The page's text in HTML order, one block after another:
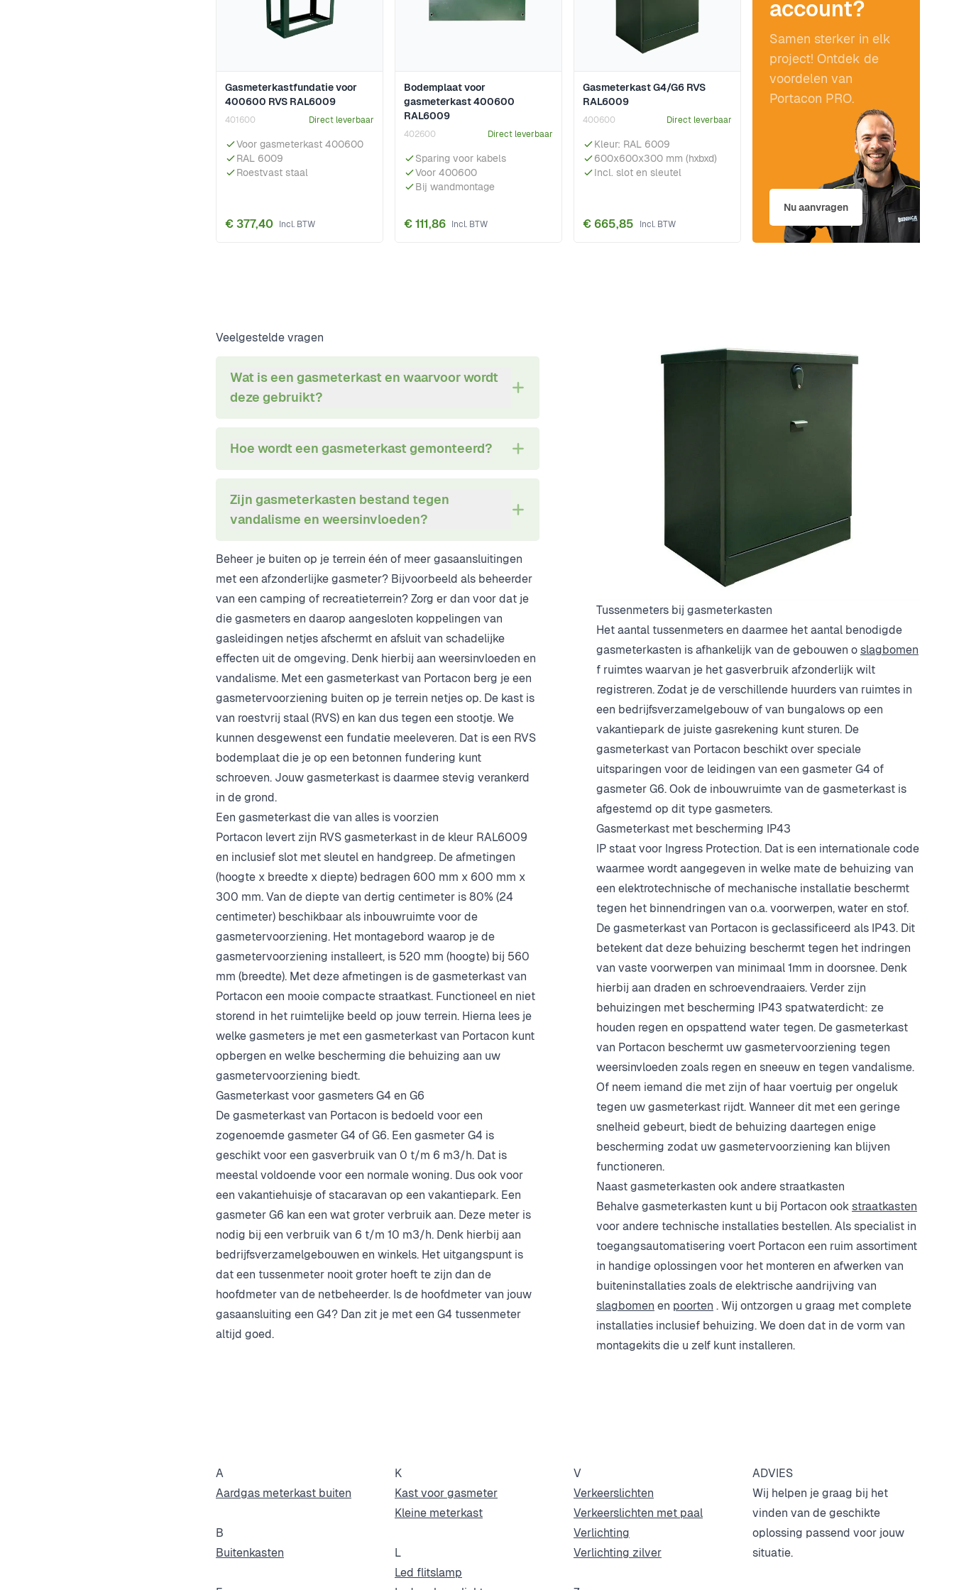
Gasmeterkastfundatie voor
400600 RVS RAL6009
401600 Direct leverbaar
Voor gasmeterkast 400600
RAL 6009
Roestvast staal
€ 377,40
Bodemplaat voor
gasmeterkast 400600
RAL6009
402600 Direct leverbaar
Sparing voor kabels
Voor 400600
Bij wandmontage
€ 111,86
Gasmeterkast G4/G6 RVS
RAL6009
400600 Direct leverbaar
Kleur: RAL 6009
600x600x300 mm (hxbxd)
Incl. slot en sleutel
€ 665,85
account?
Samen sterker in elk
project! Ontdek de
voordelen van
Portacon PRO.
Nu aanvragen
Veelgestelde vragen
Wat is een gasmeterkast en waarvoor wordt
deze gebruikt?
Hoe wordt een gasmeterkast gemonteerd?
Zijn gasmeterkasten bestand tegen
vandalisme en weersinvloeden?
Beheer je buiten op je terrein één of meer gasaansluitingen
met een afzonderlijke gasmeter? Bijvoorbeeld als beheerder
van een camping of recreatieterrein? Zorg er dan voor dat je
die gasmeters en daarop aangesloten koppelingen van
gasleidingen netjes afschermt en afsluit van schadelijke
effecten uit de omgeving. Denk hierbij aan weersinvloeden en
vandalisme. Met een gasmeterkast van Portacon berg je een
gasmetervoorziening buiten op je terrein netjes op. De kast is
van roestvrij staal (RVS) en kan dus tegen een stootje. We
kunnen desgewenst een fundatie meeleveren. Dat is een RVS
bodemplaat die je op een betonnen fundering kunt
schroeven. Jouw gasmeterkast is daarmee stevig verankerd
in de grond.
Een gasmeterkast die van alles is voorzien
Portacon levert zijn RVS gasmeterkast in de kleur RAL6009
en inclusief slot met sleutel en handgreep. De afmetingen
(hoogte x breedte x diepte) bedragen 600 mm x 600 mm x
300 mm. Van de diepte van dertig centimeter is 80% (24
centimeter) beschikbaar als inbouwruimte voor de
gasmetervoorziening. Het montagebord waarop je de
gasmetervoorziening installeert, is 520 mm (hoogte) bij 560
mm (breedte). Met deze afmetingen is de gasmeterkast van
Portacon een mooie compacte straatkast. Functioneel en niet
storend in het ruimtelijke beeld op jouw terrein. Hierna lees je
welke gasmeters je met een gasmeterkast van Portacon kunt
opbergen en welke bescherming die behuizing aan uw
gasmetervoorziening biedt.
Gasmeterkast voor gasmeters G4 en G6
De gasmeterkast van Portacon is bedoeld voor een
zogenoemde gasmeter G4 of G6. Een gasmeter G4 is
geschikt voor een gasverbruik van 0 t/m 6 m3/h. Dat is
meestal voldoende voor een normale woning. Dus ook voor
een vakantiehuisje of stacaravan op een vakantiepark. Een
gasmeter G6 kan een wat groter verbruik aan. Deze meter is
nodig bij een verbruik van 6 t/m 10 m3/h. Denk hierbij aan
bedrijfsverzamelgebouwen en winkels. Het uitgangspunt is
dat een tussenmeter nooit groter hoeft te zijn dan de
hoofdmeter van de netbeheerder. Is de hoofdmeter van jouw
gasaansluiting een G4? Dan zit je met een G4 tussenmeter
altijd goed.
Tussenmeters bij gasmeterkasten
Het aantal tussenmeters en daarmee het aantal benodigde
gasmeterkasten is afhankelijk van de gebouwen oslagbomen
f ruimtes waarvan je het gasverbruik afzonderlijk wilt
registreren. Zodat je de verschillende huurders van ruimtes in
een bedrijfsverzamelgebouw of van bungalows op een
vakantiepark de juiste gasrekening kunt sturen. De
gasmeterkast van Portacon beschikt over speciale
uitsparingen voor de leidingen van een gasmeter G4 of
gasmeter G6. Ook de inbouwruimte van de gasmeterkast is
afgestemd op dit type gasmeters.
Gasmeterkast met bescherming IP43
IP staat voor Ingress Protection. Dat is een internationale code
waarmee wordt aangegeven in welke mate de behuizing van
een elektrotechnische of mechanische installatie beschermt
tegen het binnendringen van o.a. voorwerpen, water en stof.
De gasmeterkast van Portacon is geclassificeerd als IP43. Dit
betekent dat deze behuizing beschermt tegen het indringen
van vaste voorwerpen van minimaal 1mm in doorsnee. Denk
hierbij aan draden en schroevendraaiers. Verder zijn
behuizingen met bescherming IP43 spatwaterdicht: ze
houden regen en opspattend water tegen. De gasmeterkast
van Portacon beschermt uw gasmetervoorziening tegen
weersinvloeden zoals regen en sneeuw en tegen vandalisme.
Of neem iemand die met zijn of haar voertuig per ongeluk
tegen uw gasmeterkast rijdt. Wanneer dit met een geringe
snelheid gebeurt, biedt de behuizing daartegen enige
bescherming zodat uw gasmetervoorziening kan blijven
functioneren.
Naast gasmeterkasten ook andere straatkasten
Behalve gasmeterkasten kunt u bij Portacon ookstraatkasten
voor andere technische installaties bestellen. Als specialist in
toegangsautomatisering voert Portacon een ruim assortiment
in handige oplossingen voor het monteren en afwerken van
buiteninstallaties zoals de elektrische aandrijving van
slagbomen en poorten . Wij ontzorgen u graag met complete
installaties inclusief behuizing. We doen dat in de vorm van
montagekits die u zelf kunt installeren.
A
Aardgas meterkast buiten
B
Buitenkasten
K
Kast voor gasmeter
Kleine meterkast
L
Led flitslamp
V
Verkeerslichten
Verkeerslichten met paal
Verlichting
Verlichting zilver
ADVIES
Wij helpen je graag bij het
vinden van de geschikte
oplossing passend voor jouw
situatie.